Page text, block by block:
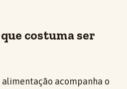
costuma ser
alimentação acompanha o